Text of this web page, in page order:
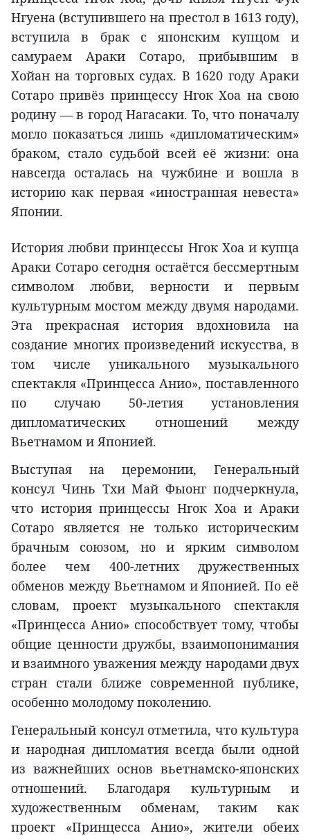
Нгуена (вступившего на престол в 1613 году),
вступила в брак с японским купцом и
самураем Араки Сотаро, прибывшим в
Хойан на торговых судах. В 1620 году Араки
Сотаро привёз принцессу Нгок Хоа на свою
родину — в город Нагасаки. То, что поначалу
могло показаться лишь «дипломатическим»
браком, стало судьбой всей её жизни: она
навсегда осталась на чужбине и вошла в
историю как первая «иностранная невеста»
Японии.
История любви принцессы Нгок Хоа и купца
Араки Сотаро сегодня остаётся бессмертным
символом любви, верности и первым
культурным мостом между двумя народами.
Эта прекрасная история вдохновила на
создание многих произведений искусства, в
том числе уникального музыкального
спектакля «Принцесса Анио», поставленного
по случаю 50-летия установления
дипломатических отношений между
Вьетнамом и Японией.
Выступая на церемонии, Генеральный
консул Чинь Тхи Май Фыонг подчеркнула,
что история принцессы Нгок Хоа и Араки
Сотаро является не только историческим
брачным союзом, но и ярким символом
более чем 400-летних дружественных
обменов между Вьетнамом и Японией. По её
словам, проект музыкального спектакля
«Принцесса Анио» способствует тому, чтобы
общие ценности дружбы, взаимопонимания
и взаимного уважения между народами двух
стран стали ближе современной публике,
особенно молодому поколению.
Генеральный консул отметила, что культура
и народная дипломатия всегда были одной
из важнейших основ вьетнамско-японских
отношений. Благодаря культурным и
художественным обменам, таким как
проект «Принцесса Анио», жители обеих